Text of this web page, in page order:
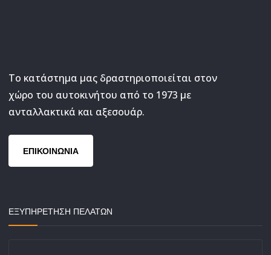
Το κατάστημα μας δραστηριοποιείται στον
χώρο του αυτοκινήτου από το 1973 με
ανταλλακτικά και αξεσουάρ.
ΕΠΙΚΟΙΝΩΝΙΑ
ΕΞΥΠΗΡΕΤΗΣΗ ΠΕΛΑΤΩΝ